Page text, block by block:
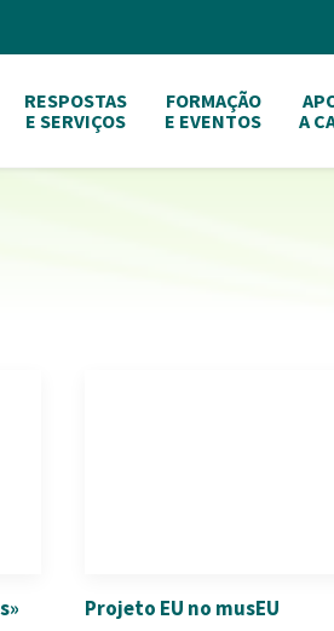
RESPOSTAS
E SERVIÇOS
FORMAÇÃO
E EVENTOS
A
Projeto EU no musEU